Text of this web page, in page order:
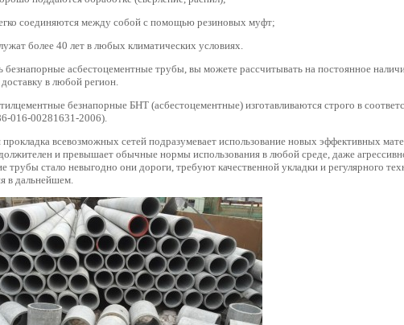
соединяются между собой с помощью резиновых муфт;
более 40 лет в любых климатических условиях.
безнапорные асбестоцементные трубы, вы можете рассчитывать на постоянное
в любой регион.
безнапорные БНТ (асбестоцементные) изготавливаются строго в
016-00281631-2006).
всевозможных сетей подразумевает использование новых эффективных
и превышает обычные нормы использования в любой среде, даже
трубы стало невыгодно они дороги, требуют качественной укладки и регулярного
в дальнейшем.